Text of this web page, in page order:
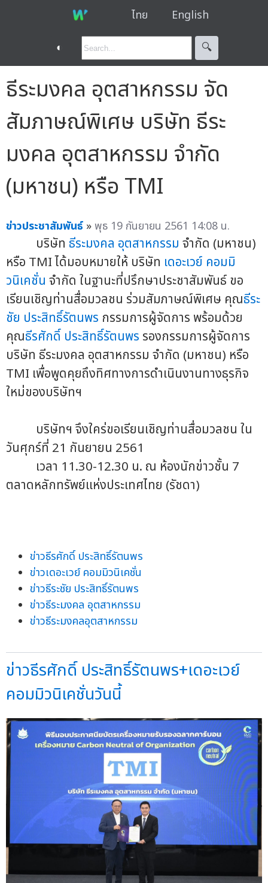
ไทย English
◐ 🔍︎
ธีระมงคล อุตสาหกรรม จัด
สัมภาษณ์พิเศษ บริษัท ธีระ
มงคล อุตสาหกรรม จำกัด
(มหาชน) หรือ TMI
ข่าวประชาสัมพันธ์ »พุธ 19 กันยายน 2561 14:08 น.
บริษัท ธีระมงคล อุตสาหกรรม จำกัด (มหาชน)
หรือ TMI ได้มอบหมายให้ บริษัท เดอะเวย์ คอมมิ
วนิเคชั่น จำกัด ในฐานะที่ปรึกษาประชาสัมพันธ์ ขอ
เรียนเชิญท่านสื่อมวลชน ร่วมสัมภาษณ์พิเศษ คุณธีระ
ชัย ประสิทธิ์รัตนพร กรรมการผู้จัดการ พร้อมด้วย
คุณธีรศักดิ์ ประสิทธิ์รัตนพร รองกรรมการผู้จัดการ
บริษัท ธีระมงคล อุตสาหกรรม จำกัด (มหาชน) หรือ
TMI เพื่อพูดคุยถึงทิศทางการดำเนินงานทางธุรกิจ
ใหม่ของบริษัทฯ
บริษัทฯ จึงใคร่ขอเรียนเชิญท่านสื่อมวลชน ใน
วันศุกร์ที่ 21 กันยายน 2561
เวลา 11.30-12.30 น. ณ ห้องนักข่าวชั้น 7
ตลาดหลักทรัพย์แห่งประเทศไทย (รัชดา)
ข่าวธีรศักดิ์ ประสิทธิ์รัตนพร
ข่าวเดอะเวย์ คอมมิวนิเคชั่น
ข่าวธีระชัย ประสิทธิ์รัตนพร
ข่าวธีระมงคล อุตสาหกรรม
ข่าวธีระมงคลอุตสาหกรรม
ข่าวธีรศักดิ์ ประสิทธิ์รัตนพร+เดอะเวย์
คอมมิวนิเคชั่นวันนี้